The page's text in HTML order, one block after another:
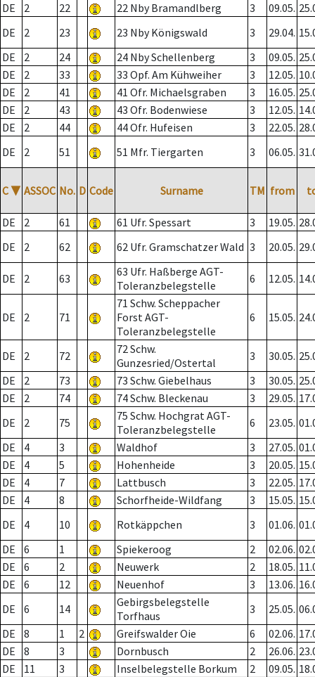
DE
2 22 22 Nby Bramandlberg 3 09.05.
DE
2 23 23 Nby Königswald 3 29.04.
DE
2 24 24 Nby Schellenberg 3 09.05.
DE
2 33 33 Opf. Am Kühweiher 3 12.05.
DE
2 41 41 Ofr. Michaelsgraben 3 16.05.
DE
2 43 43 Ofr. Bodenwiese 3 12.05.
DE
2 44 44 Ofr. Hufeisen 3 22.05.
DE
2 51 51 Mfr. Tiergarten 3 06.05.
C ▼ ASSOC No. D Code Surname TM from
DE 2 61 61 Ufr. Spessart 3 19.05.
DE
2 62 62 Ufr. Gramschatzer Wald 3 20.05.
DE 2 63
63 Ufr. Haßberge AGT-
Toleranzbelegstelle
6 12.05.
DE 2 71
71 Schw. Scheppacher
Forst AGT-
Toleranzbelegstelle
6 15.05.
DE 2 72
72 Schw.
Gunzesried/Ostertal
3 30.05.
DE
2 73 73 Schw. Giebelhaus 3 30.05.
DE
2 74 74 Schw. Bleckenau 3 29.05.
DE
2 75
75 Schw. Hochgrat AGT-
Toleranzbelegstelle
6 23.05.
DE
4 3 Waldhof 3 27.05.
DE
4 5 Hohenheide 3 20.05.
DE
4 7 Lattbusch 3 22.05.
DE
4 8 Schorfheide-Wildfang 3 15.05.
DE
4 10 Rotkäppchen 3 01.06.
DE
6 1 Spiekeroog 2 02.06.
DE
6 2 Neuwerk 2 18.05.
DE
6 12 Neuenhof 3 13.06.
DE
6 14
Gebirgsbelegstelle
Torfhaus
3 25.05.
DE
8 1 2 Greifswalder Oie 6 02.06.
DE
8 3 Dornbusch 2 26.06.
DE
11 3 Inselbelegstelle Borkum 2 09.05.